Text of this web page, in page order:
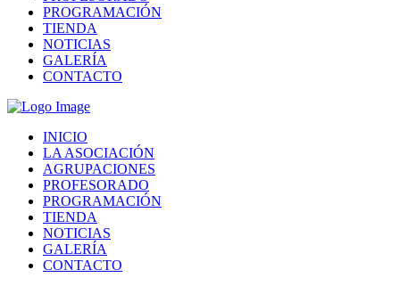
PROGRAMACIÓN
TIENDA
NOTICIAS
GALERÍA
CONTACTO
INICIO
LA ASOCIACIÓN
AGRUPACIONES
PROFESORADO
PROGRAMACIÓN
TIENDA
NOTICIAS
GALERÍA
CONTACTO